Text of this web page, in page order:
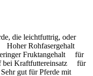
die leichtfuttrig, oder
Hoher Rohfasergehalt
Fruktangehalt für
bei Kraftfuttereinsatz für
gut für Pferde mit